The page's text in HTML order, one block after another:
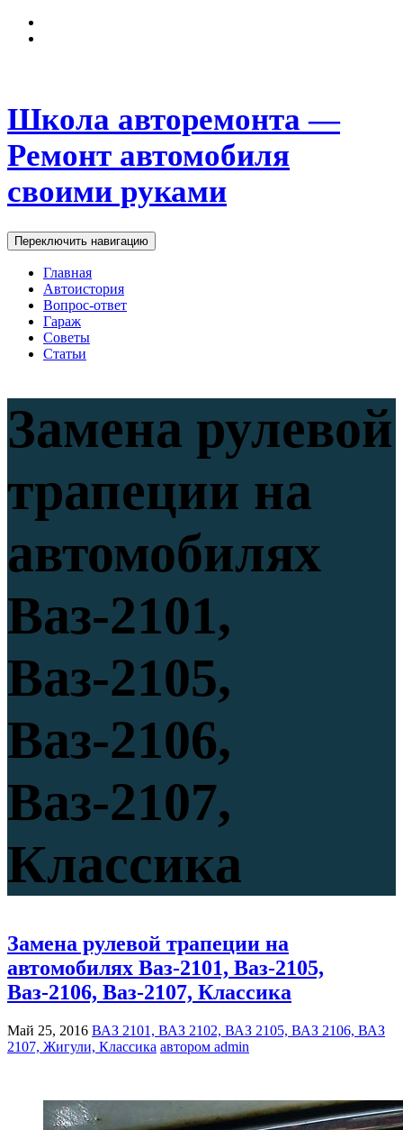
Школа авторемонта —
Ремонт автомобиля
своими руками
Переключить навигацию
Главная
Автоистория
Вопрос-ответ
Гараж
Советы
Статьи
Замена рулевой
трапеции на
автомобилях
Ваз-2101,
Ваз-2105,
Ваз-2106,
Ваз-2107,
Классика
Замена рулевой трапеции на
автомобилях Ваз-2101, Ваз-2105,
Ваз-2106, Ваз-2107, Классика
Май 25, 2016 ВАЗ 2101, ВАЗ 2102, ВАЗ 2105, ВАЗ 2106, ВАЗ
2107, Жигули, Классика автором admin